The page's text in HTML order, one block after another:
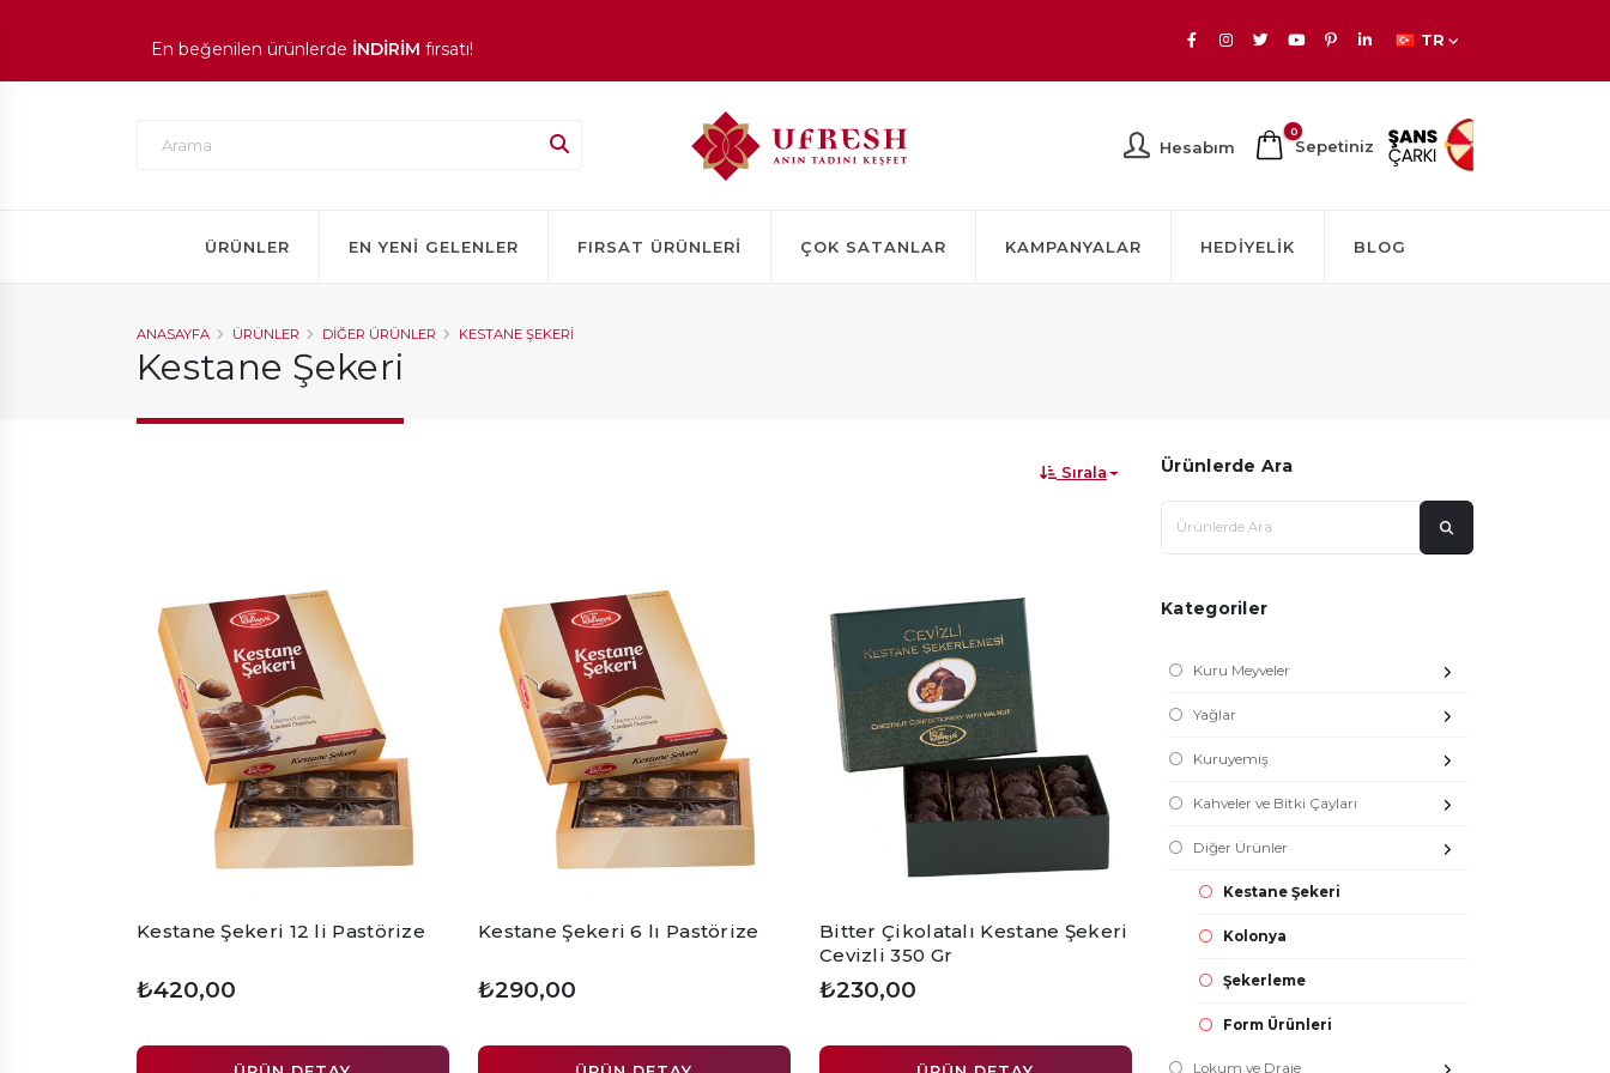
TR
Hesabım
0
Sepetiniz
ÜRÜNLER EN YENI GELENLER FIRSAT ÜRÜNLERI ÇOK SATANLAR KAMPANYALAR HEDIYELIK BLOG
ANASAYFA ÜRÜNLER DIĞER ÜRÜNLER KESTANE ŞEKERI
Kestane Şekeri
Sırala
Kestane Şekeri 12 li Pastörize
₺420,00
Kestane Şekeri 6 lı Pastörize
₺290,00
Bitter Çikolatalı Kestane Şekeri
Cevizli 350 Gr
₺230,00
Ürünlerde Ara
Kategoriler
Kuru Meyveler
Yağlar
Kuruyemiş
Kahveler ve Bitki Çayları
Diğer Ürünler
Kestane Şekeri
Kolonya
Şekerleme
Form Ürünleri
Lokum ve Draje